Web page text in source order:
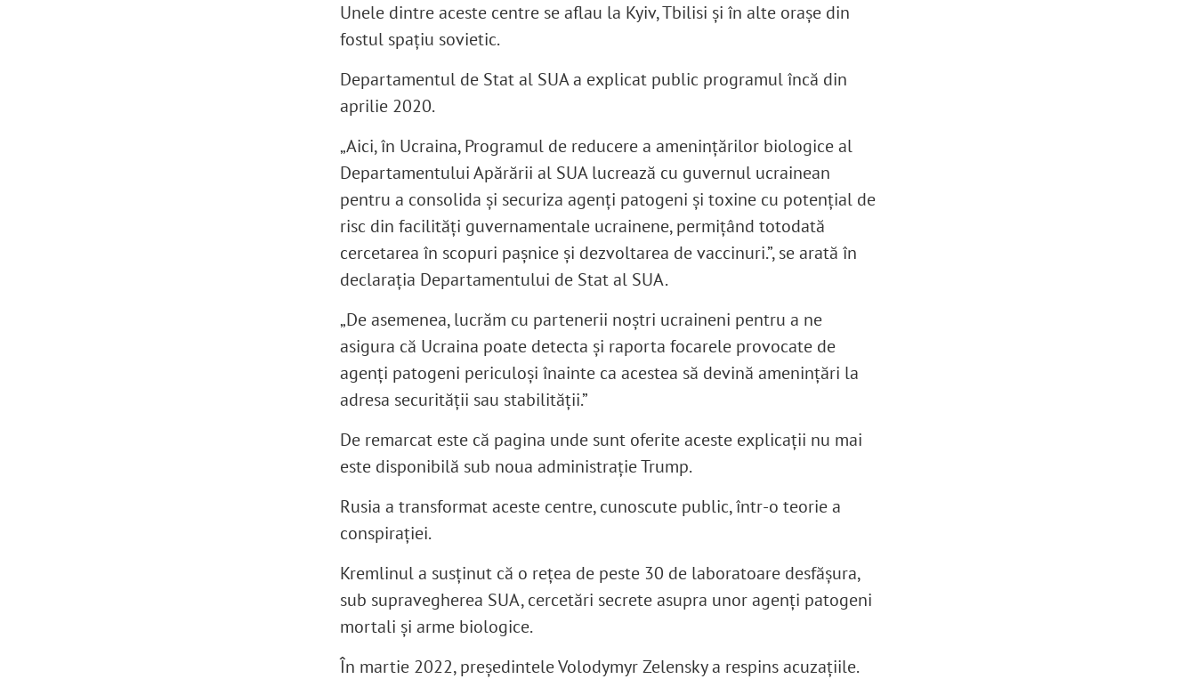
Unele dintre aceste centre se aflau la Kyiv, Tbilisi și în alte orașe din
fostul spațiu sovietic.
Departamentul de Stat al SUA a explicat public programul încă din
aprilie 2020.
„Aici, în Ucraina, Programul de reducere a amenințărilor biologice al
Departamentului Apărării al SUA lucrează cu guvernul ucrainean
pentru a consolida și securiza agenți patogeni și toxine cu potențial de
risc din facilități guvernamentale ucrainene, permițând totodată
cercetarea în scopuri pașnice și dezvoltarea de vaccinuri.”, se arată în
declaraţia Departamentului de Stat al SUA.
„De asemenea, lucrăm cu partenerii noștri ucraineni pentru a ne
asigura că Ucraina poate detecta și raporta focarele provocate de
agenți patogeni periculoși înainte ca acestea să devină amenințări la
adresa securității sau stabilității.”
De remarcat este că pagina unde sunt oferite aceste explicaţii nu mai
este disponibilă sub noua administrație Trump.
Rusia a transformat aceste centre, cunoscute public, într-o teorie a
conspirației.
Kremlinul a susținut că o rețea de peste 30 de laboratoare desfășura,
sub supravegherea SUA, cercetări secrete asupra unor agenți patogeni
mortali și arme biologice.
În martie 2022, președintele Volodymyr Zelensky a respins acuzațiile.